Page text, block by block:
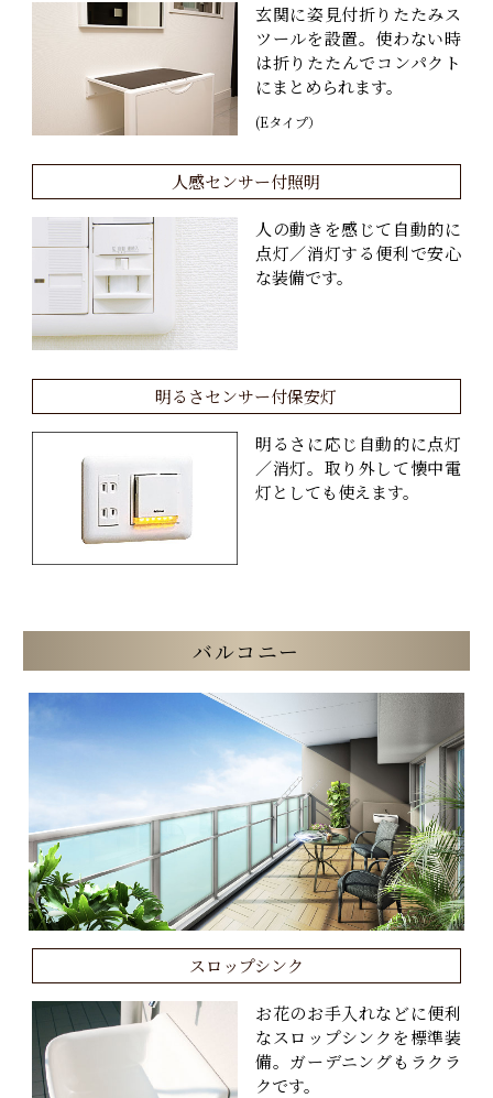
玄関に姿見付折りたたみス
ツールを設置。使わない時
は折りたたんでコンパクト
にまとめられます。
(Eタイプ）
人感センサー付照明
人の動きを感じて自動的に
点灯／消灯する便利で安心
な装備です。
明るさセンサー付保安灯
明るさに応じ自動的に点灯
／消灯。取り外して懐中電
灯としても使えます。
バルコニー
スロップシンク
お花のお手入れなどに便利
なスロップシンクを標準装
備。ガーデニングもラクラ
クです。